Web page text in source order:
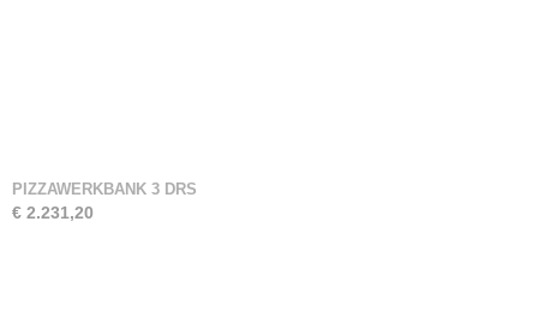
PIZZAWERKBANK 3 DRS
€ 2.231,20